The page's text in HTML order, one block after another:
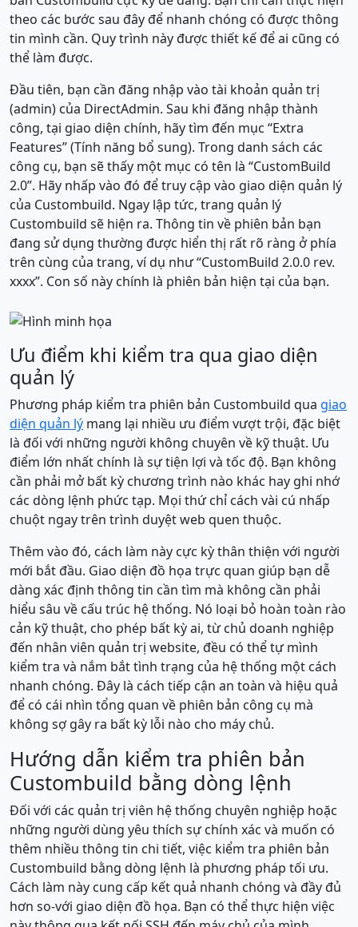
theo các bước sau đây để nhanh chóng có được thông
tin mình cần. Quy trình này được thiết kế để ai cũng có
thể làm được.
Đầu tiên, bạn cần đăng nhập vào tài khoản quản trị
(admin) của DirectAdmin. Sau khi đăng nhập thành
công, tại giao diện chính, hãy tìm đến mục “Extra
Features” (Tính năng bổ sung). Trong danh sách các
công cụ, bạn sẽ thấy một mục có tên là “CustomBuild
2.0”. Hãy nhấp vào đó để truy cập vào giao diện quản lý
của Custombuild. Ngay lập tức, trang quản lý
Custombuild sẽ hiện ra. Thông tin về phiên bản bạn
đang sử dụng thường được hiển thị rất rõ ràng ở phía
trên cùng của trang, ví dụ như “CustomBuild 2.0.0 rev.
xxxx”. Con số này chính là phiên bản hiện tại của bạn.
Ưu điểm khi kiểm tra qua giao diện
quản lý
Phương pháp kiểm tra phiên bản Custombuild qua giao
diện quản lý mang lại nhiều ưu điểm vượt trội, đặc biệt
là đối với những người không chuyên về kỹ thuật. Ưu
điểm lớn nhất chính là sự tiện lợi và tốc độ. Bạn không
cần phải mở bất kỳ chương trình nào khác hay ghi nhớ
các dòng lệnh phức tạp. Mọi thứ chỉ cách vài cú nhấp
chuột ngay trên trình duyệt web quen thuộc.
Thêm vào đó, cách làm này cực kỳ thân thiện với người
mới bắt đầu. Giao diện đồ họa trực quan giúp bạn dễ
dàng xác định thông tin cần tìm mà không cần phải
hiểu sâu về cấu trúc hệ thống. Nó loại bỏ hoàn toàn rào
cản kỹ thuật, cho phép bất kỳ ai, từ chủ doanh nghiệp
đến nhân viên quản trị website, đều có thể tự mình
kiểm tra và nắm bắt tình trạng của hệ thống một cách
nhanh chóng. Đây là cách tiếp cận an toàn và hiệu quả
để có cái nhìn tổng quan về phiên bản công cụ mà
không sợ gây ra bất kỳ lỗi nào cho máy chủ.
Hướng dẫn kiểm tra phiên bản
Custombuild bằng dòng lệnh
Đối với các quản trị viên hệ thống chuyên nghiệp hoặc
những người dùng yêu thích sự chính xác và muốn có
thêm nhiều thông tin chi tiết, việc kiểm tra phiên bản
Custombuild bằng dòng lệnh là phương pháp tối ưu.
Cách làm này cung cấp kết quả nhanh chóng và đầy đủ
hơn so-với giao diện đồ họa. Bạn có thể thực hiện việc